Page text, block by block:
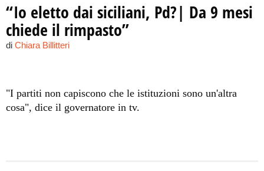
“Io eletto dai siciliani, Pd?| Da 9 mesi
chiede il rimpasto”
di Chiara Billitteri
"I partiti non capiscono che le istituzioni sono un'altra
cosa", dice il governatore in tv.